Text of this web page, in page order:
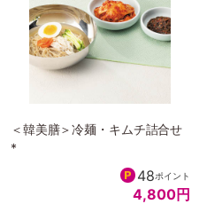
＜韓美膳＞冷麺・キムチ詰合せ
*
48ポイント
4,800円